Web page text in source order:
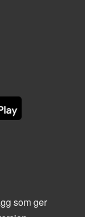
som ger